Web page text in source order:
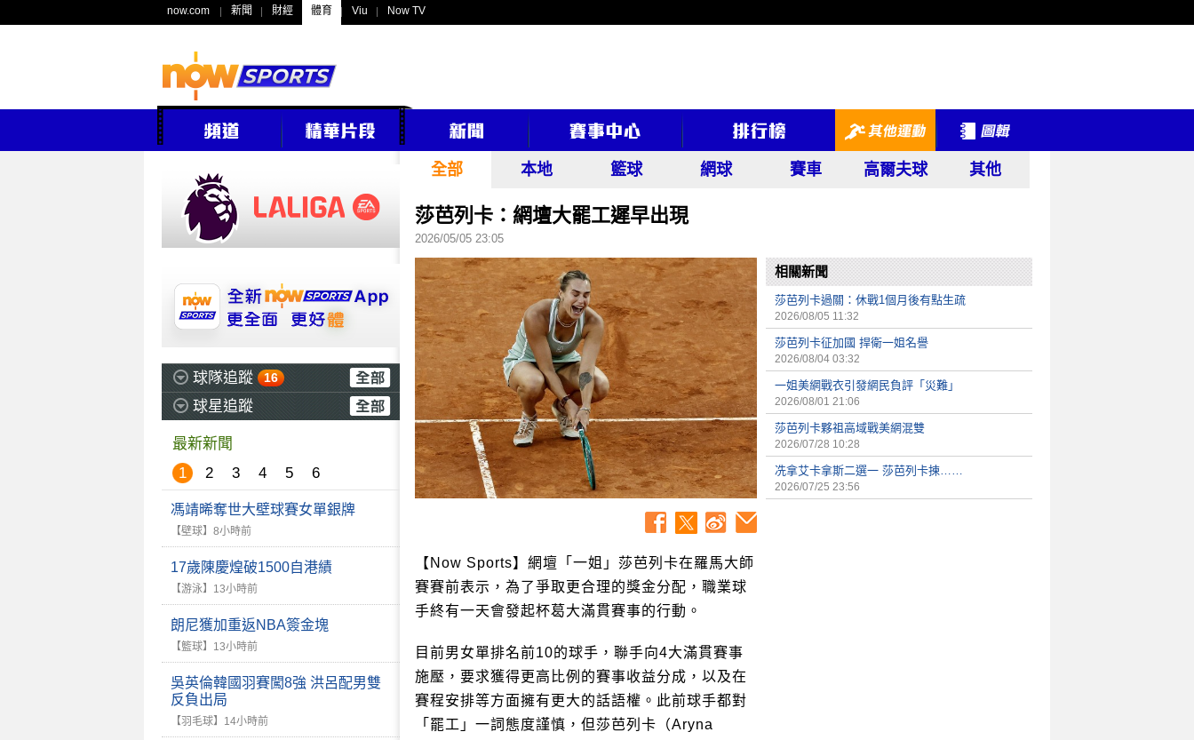
now.com 新聞 財經 體育 Viu Now TV
球隊追蹤 16
球星追蹤
最新新聞
1
2 3 4 5 6
馮靖晞奪世大壁球賽女單銀牌
【壁球】 8小時前
17歲陳慶煌破1500自港績
【游泳】 13小時前
朗尼獲加重返NBA簽金塊
【籃球】 13小時前
吳英倫韓國羽賽闖8強 洪呂配男雙
反負出局
【羽毛球】 14小時前
全部 本地 籃球 網球 賽車 高爾夫球 其他
莎芭列卡：網壇大罷工遲早出現
2026/05/05 23:05
【Now Sports】網壇「一姐」莎芭列卡在羅馬大師
賽賽前表示，為了爭取更合理的獎金分配，職業球
手終有一天會發起杯葛大滿貫賽事的行動。
目前男女單排名前10的球手，聯手向4大滿貫賽事
施壓，要求獲得更高比例的賽事收益分成，以及在
賽程安排等方面擁有更大的話語權。此前球手都對
「罷工」一詞態度謹慎，但莎芭列卡（Aryna
相關新聞
莎芭列卡過關：休戰1個月後有點生疏
2026/08/05 11:32
莎芭列卡征加國 捍衛一姐名譽
2026/08/04 03:32
一姐美網戰衣引發網民負評「災難」
2026/08/01 21:06
莎芭列卡夥祖高域戰美網混雙
2026/07/28 10:28
冼拿艾卡拿斯二選一 莎芭列卡揀……
2026/07/25 23:56